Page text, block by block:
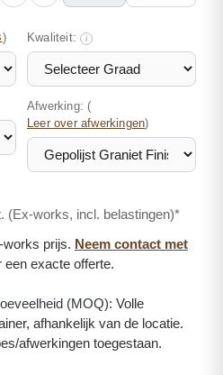
) Kwaliteit: i
Afwerking: (
Leer over afwerkingen)
(Ex-works, incl. belastingen)*
works prijs. Neem contact met
een exacte offerte.
(MOQ): Volle
afhankelijk van de locatie.
afwerkingen toegestaan.